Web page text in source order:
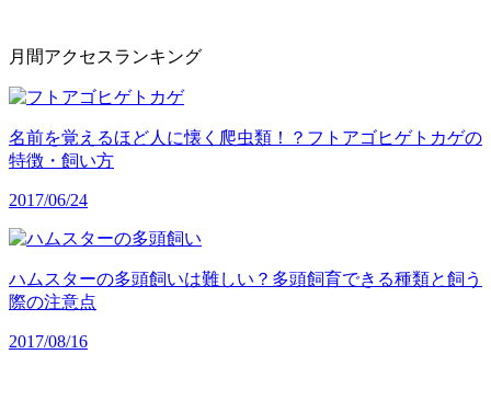
月間アクセスランキング
名前を覚えるほど人に懐く爬虫類！？フトアゴヒゲトカゲの
特徴・飼い方
2017/06/24
ハムスターの多頭飼いは難しい？多頭飼育できる種類と飼う
際の注意点
2017/08/16